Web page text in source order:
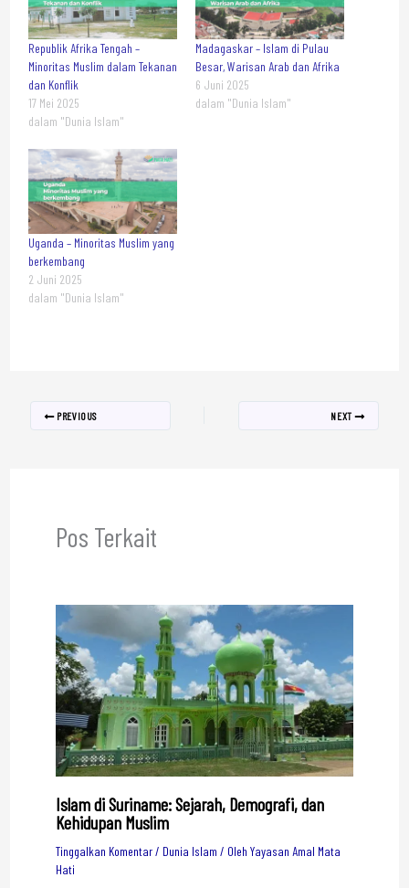
Republik Afrika Tengah –
Minoritas Muslim dalam Tekanan
dan Konflik
17 Mei 2025
dalam "Dunia Islam"
Madagaskar – Islam di Pulau
Besar, Warisan Arab dan Afrika
6 Juni 2025
dalam "Dunia Islam"
Uganda – Minoritas Muslim yang
berkembang
2 Juni 2025
dalam "Dunia Islam"
PREVIOUS NEXT
Pos Terkait
Islam di Suriname: Sejarah, Demografi, dan
Kehidupan Muslim
Tinggalkan Komentar/ Dunia Islam / Oleh Yayasan Amal Mata
Hati